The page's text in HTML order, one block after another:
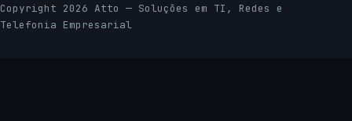
Copyright 2026 Atto — Soluções em TI, Redes e
Telefonia Empresarial